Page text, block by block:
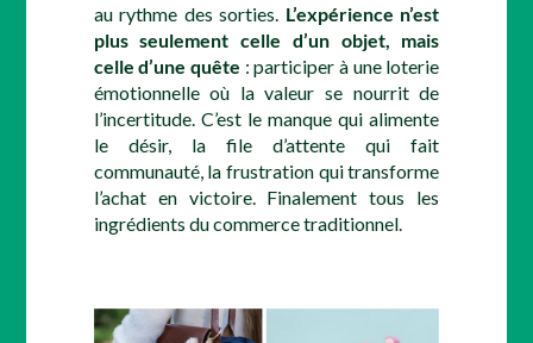
au rythme des sorties. L’expérience n’est
plus seulement celle d’un objet, mais
celle d’une quête : participer à une loterie
émotionnelle où la valeur se nourrit de
l’incertitude. C’est le manque qui alimente
le désir, la file d’attente qui fait
communauté, la frustration qui transforme
l’achat en victoire. Finalement tous les
ingrédients du commerce traditionnel.